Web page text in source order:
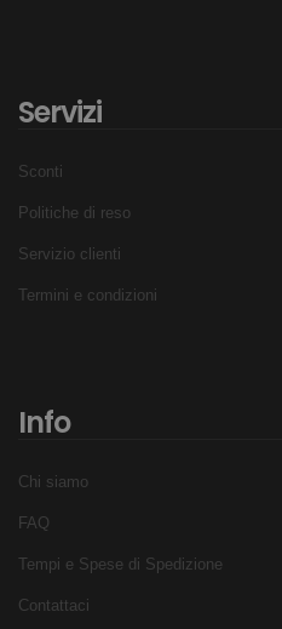
Servizi
Sconti
Politiche di reso
Servizio clienti
Termini e condizioni
Info
Chi siamo
FAQ
Tempi e Spese di Spedizione
Contattaci